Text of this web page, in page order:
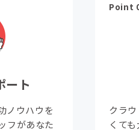
ート
ノウハウを
フがあなた
Point
クラ
くて